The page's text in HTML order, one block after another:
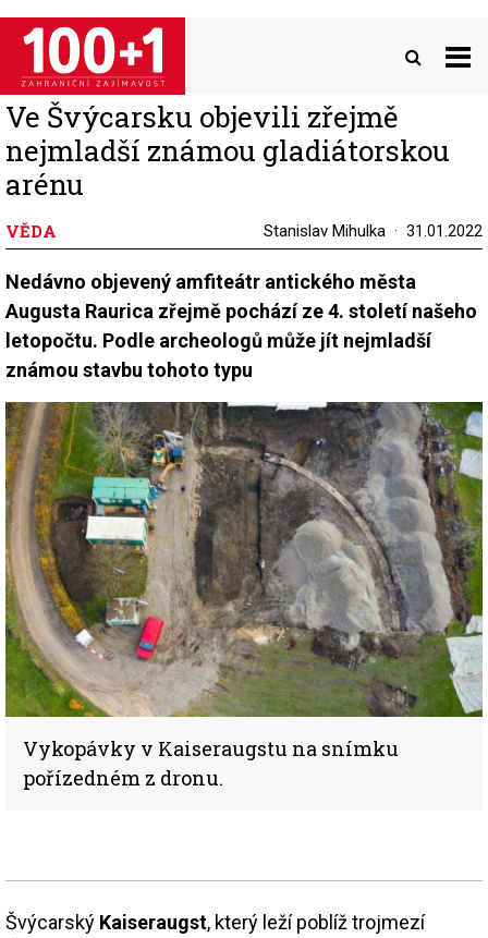
Přejít
hlavnímu
obsahu
Ve Švýcarsku objevili zřejmě
nejmladší známou gladiátorskou
arénu
VĚDA Stanislav Mihulka 31.01.2022
Nedávno objevený amfiteátr antického města
Augusta Raurica zřejmě pochází ze 4. století našeho
letopočtu. Podle archeologů může jít nejmladší
známou stavbu tohoto typu
Vykopávky v Kaiseraugstu na snímku
pořízedném z dronu.
Švýcarský Kaiseraugst, který leží poblíž trojmezí